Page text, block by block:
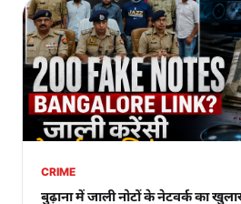
CRIME
बुढ़ाना में जाली नोटों के नेटवर्क का